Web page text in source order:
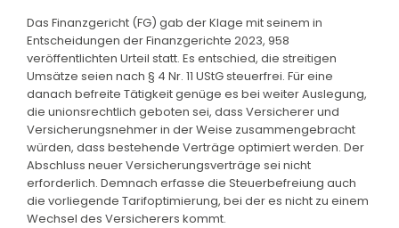
Das Finanzgericht (FG) gab der Klage mit seinem in
Entscheidungen der Finanzgerichte 2023, 958
veröffentlichten Urteil statt. Es entschied, die streitigen
Umsätze seien nach § 4 Nr. 11 UStG steuerfrei. Für eine
danach befreite Tätigkeit genüge es bei weiter Auslegung,
die unionsrechtlich geboten sei, dass Versicherer und
Versicherungsnehmer in der Weise zusammengebracht
würden, dass bestehende Verträge optimiert werden. Der
Abschluss neuer Versicherungsverträge sei nicht
erforderlich. Demnach erfasse die Steuerbefreiung auch
die vorliegende Tarifoptimierung, bei der es nicht zu einem
Wechsel des Versicherers kommt.